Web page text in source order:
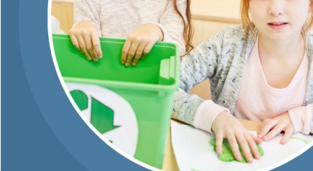
Rekomendujemy zarówno Gminom, będącymi beneficjentami
programu „Ciepłe Mieszkanie”, jak i Beneficjentom końcowym,
ostrożność i rozwagę w szczególności w przypadku oferty
akwizytorów na instalację źródła ciepła, a przede wszystkim
na POMPY CIEPŁA. Nieuczciwi sprzedawcy proponują
niedopasowane do lokalu/budynku i potrzeb - niskiej jakości
urządzenia, które w okresie grzewczym zużywają dużo prądu,
a ich trwałość i jakość jest słaba.
Rekomendujemy Beneficjentom końcowym dokładne i uważne
sprawdzenie firmy i jej oferty jeszcze przed podpisaniem